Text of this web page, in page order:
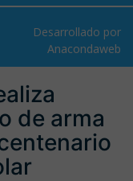
Desarrollado por
Anacondaweb
de arma